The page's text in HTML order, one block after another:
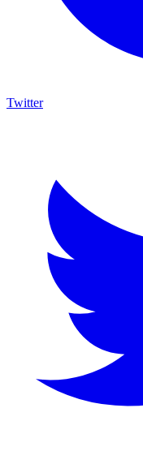
Twitter